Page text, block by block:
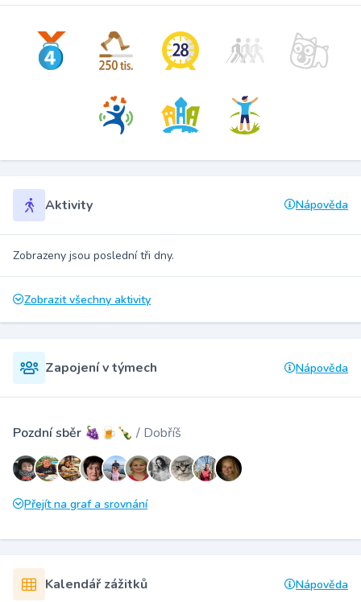
Aktivity Nápověda
Zobrazeny jsou poslední tři dny.
Zobrazit všechny aktivity
Zapojení v týmech Nápověda
Pozdní sběr 🍇🍺🍾 / Dobříš
Přejít na graf a srovnání
Kalendář zážitků Nápověda